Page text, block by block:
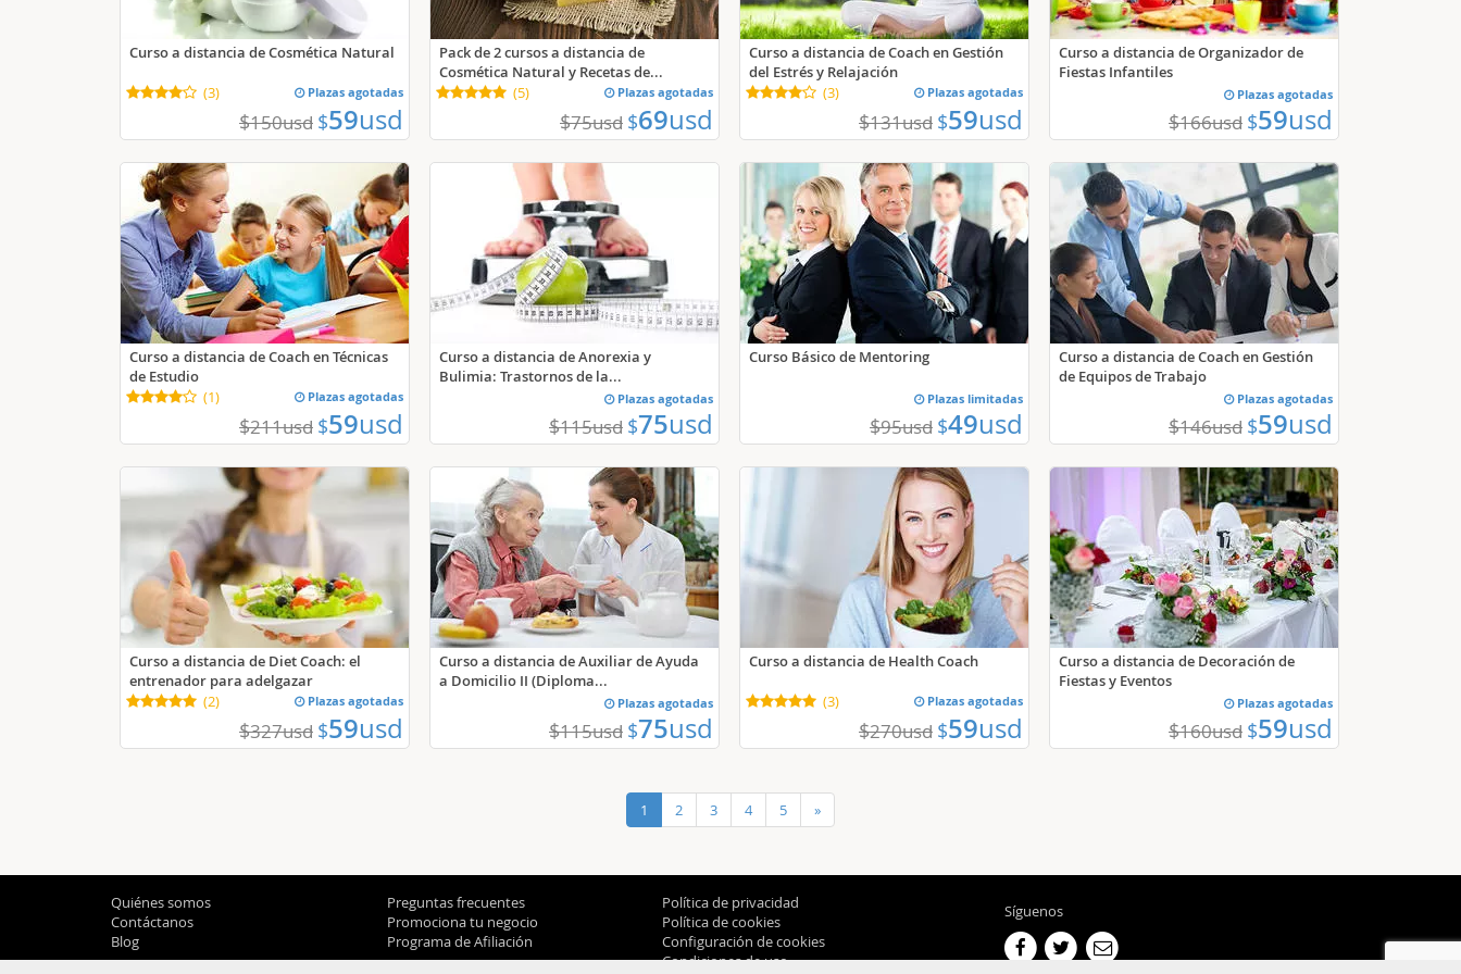
Curso a distancia de Cosmética Natural
(3) Plazas agotadas
$150usd $59usd
Pack de 2 cursos a distancia de
Cosmética Natural y Recetas de...
(5) Plazas agotadas
$75usd $69usd
Curso a distancia de Coach en Gestión
del Estrés y Relajación
(3) Plazas agotadas
$131usd $59usd
Curso a distancia de Organizador de
Fiestas Infantiles
Plazas agotadas
$166usd $59usd
Curso a distancia de Coach en Técnicas
de Estudio
(1) Plazas agotadas
$211usd $59usd
Curso a distancia de Anorexia y
Bulimia: Trastornos de la...
Plazas agotadas
$115usd $75usd
Curso Básico de Mentoring
Plazas limitadas
$95usd $49usd
Curso a distancia de Coach en Gestión
de Equipos de Trabajo
Plazas agotadas
$146usd $59usd
Curso a distancia de Diet Coach: el
entrenador para adelgazar
(2) Plazas agotadas
$327usd $59usd
Curso a distancia de Auxiliar de Ayuda
a Domicilio II (Diploma...
Plazas agotadas
$115usd $75usd
Curso a distancia de Health Coach
(3) Plazas agotadas
$270usd $59usd
Curso a distancia de Decoración de
Fiestas y Eventos
Plazas agotadas
$160usd $59usd
1 2 3 4 5 »
Quiénes somos
Contáctanos
Blog
Preguntas frecuentes
Promociona tu negocio
Programa de Afiliación
Política de privacidad
Política de cookies
Configuración de cookies
Condiciones de uso
Síguenos